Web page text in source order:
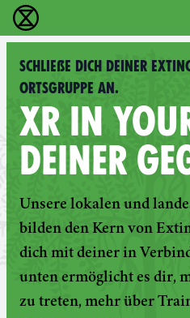
extinction rebellion -
Schließe dich deiner
Ortsgruppe an.
XR IN
DEINER
Unsere lokalen und
bilden den Kern von
dich mit deiner in
unten ermöglicht es dir,
zu treten, mehr über